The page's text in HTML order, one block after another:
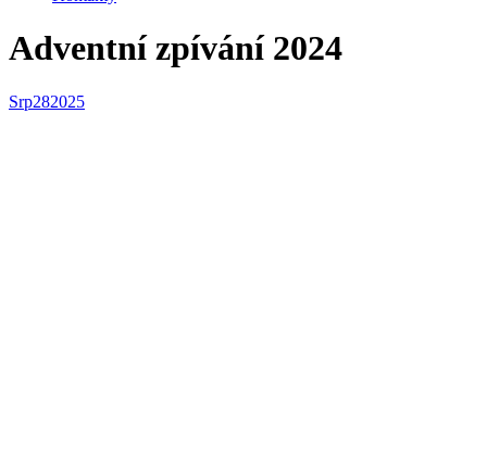
Adventní zpívání 2024
Srp282025